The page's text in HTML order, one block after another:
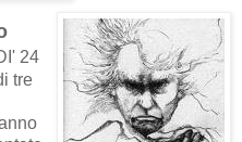
24
tre